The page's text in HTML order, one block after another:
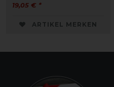
19,05 € *
ARTIKEL MERKEN